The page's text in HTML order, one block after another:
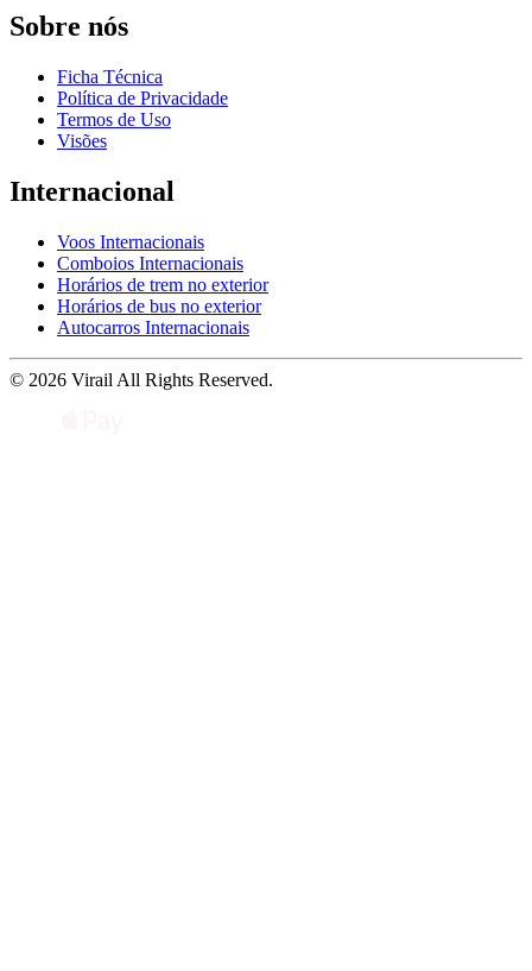
Sobre nós
Ficha Técnica
Política de Privacidade
Termos de Uso
Visões
Internacional
Voos Internacionais
Comboios Internacionais
Horários de trem no exterior
Horários de bus no exterior
Autocarros Internacionais
© 2026 Virail All Rights Reserved.